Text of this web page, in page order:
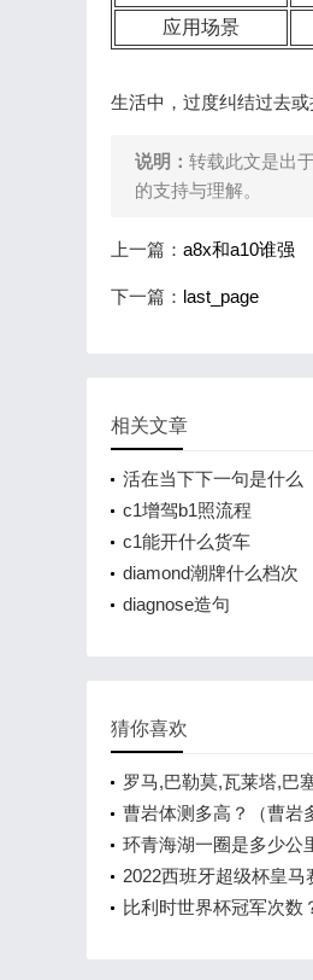
应用场景
生活中，过度纠结过去
说明： 转载此文是出
的支持与理解。
上一篇： a8x和a10谁强
下一篇： last_page
相关文章
活在当下下一句是什么
c1增驾b1照流程
c1能开什么货车
diamond潮牌什么档次
diagnose造句
猜你喜欢
罗马,巴勒莫,瓦莱塔,巴
些景点？）
曹岩体测多高？（曹岩
环青海湖一圈是多少公
2022西班牙超级杯皇
程？）
比利时世界杯冠军次数